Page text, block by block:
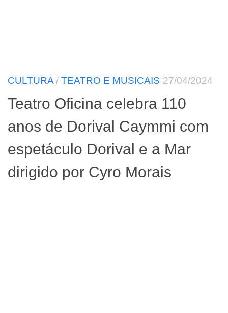
CULTURA / TEATRO E MUSICAIS 27/04/2024
Teatro Oficina celebra 110
anos de Dorival Caymmi com
espetáculo Dorival e a Mar
dirigido por Cyro Morais